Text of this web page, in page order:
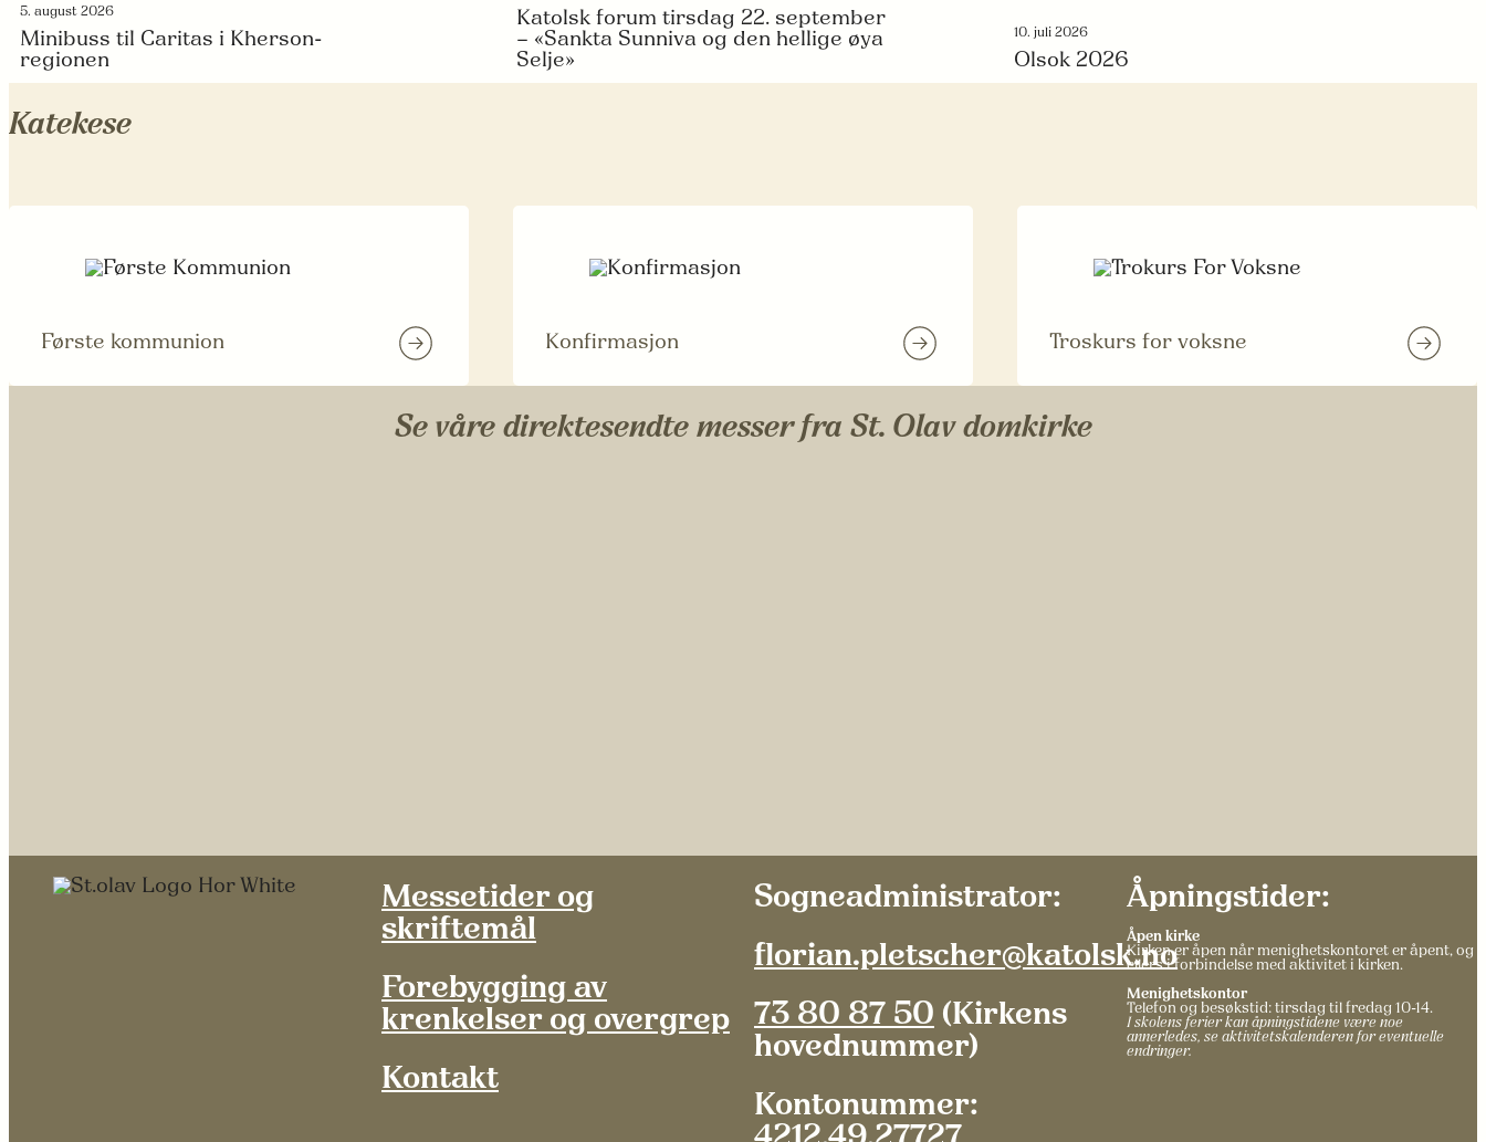
5. august 2026
Minibuss til Caritas i Kherson-
regionen
Katolsk forum tirsdag 22. september
– «Sankta Sunniva og den hellige øya
Selje»
10. juli 2026
Olsok 2026
Katekese
Første kommunion Konfirmasjon Troskurs for voksne
Se våre direktesendte messer fra St. Olav domkirke
Messetider og
skriftemål
Forebygging av
krenkelser og overgrep
Kontakt
Sogneadministrator:
florian.pletscher@katolsk.no
73 80 87 50 (Kirkens
hovednummer)
Kontonummer:
Åpningstider:
Åpen kirke
Kirken er åpen når menighetskontoret er åpent, og
ellers i forbindelse med aktivitet i kirken.
Menighetskontor
Telefon og besøkstid: tirsdag til fredag 10-14.
I skolens ferier kan åpningstidene være noe
annerledes, se aktivitetskalenderen for eventuelle
endringer.